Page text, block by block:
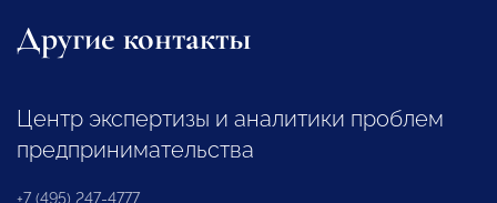
Другие контакты
Центр экспертизы и аналитики проблем
предпринимательства
+7 (495) 247-4777